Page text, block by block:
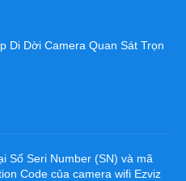
Di Dời Camera Quan Sát Trọn
Số Seri Number (SN) và mã
Code của camera wifi Ezviz